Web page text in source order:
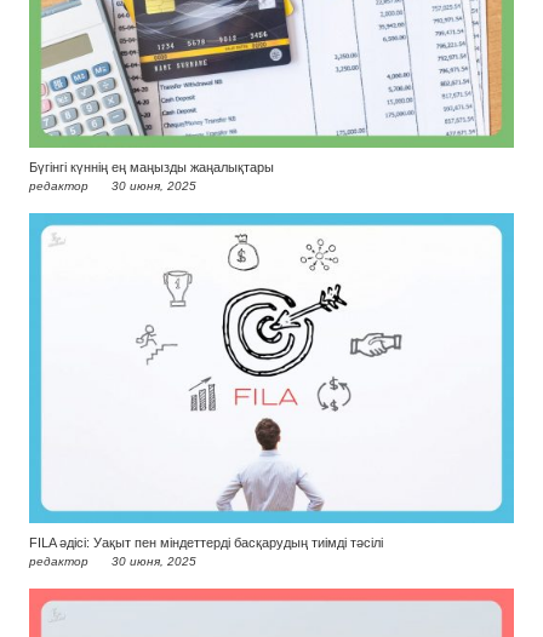
Бүгінгі күннің ең маңызды жаңалықтары
редактор 30 июня, 2025
FILA әдісі: Уақыт пен міндеттерді басқарудың тиімді тәсілі
редактор 30 июня, 2025